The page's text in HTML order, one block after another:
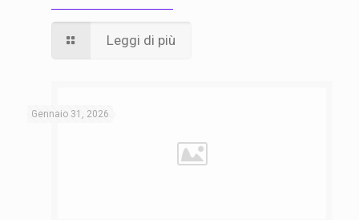
Leggi di più
Gennaio 31, 2026